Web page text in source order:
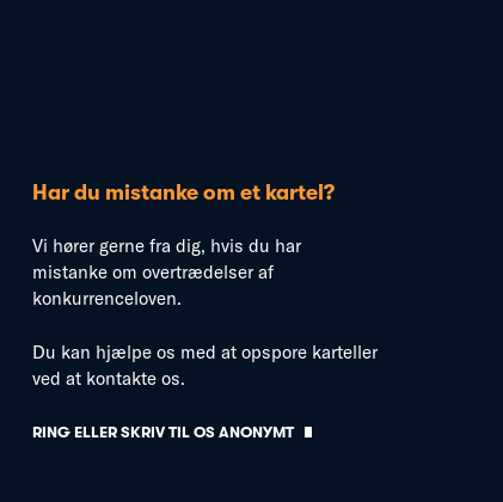
Har du mistanke om et kartel?
Vi hører gerne fra dig, hvis du har
mistanke om overtrædelser af
konkurrenceloven.
Du kan hjælpe os med at opspore karteller
ved at kontakte os.
RING ELLER SKRIV TIL OS ANONYMT